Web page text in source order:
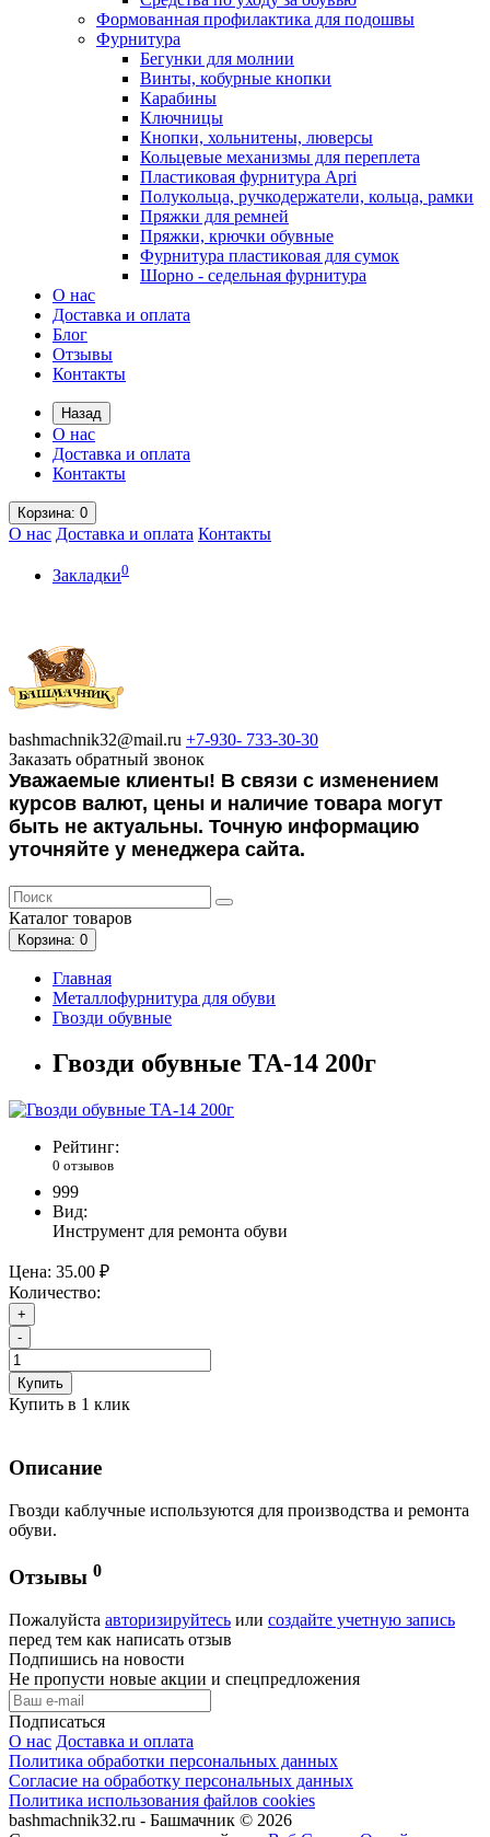
Формованная профилактика для подошвы
Фурнитура
Бегунки для молнии
Винты, кобурные кнопки
Карабины
Ключницы
Кнопки, хольнитены, люверсы
Кольцевые механизмы для переплета
Пластиковая фурнитура Apri
Полукольца, ручкодержатели, кольца, рамки
Пряжки для ремней
Пряжки, крючки обувные
Фурнитура пластиковая для сумок
Шорно - седельная фурнитура
О нас
Доставка и оплата
Блог
Отзывы
Контакты
Назад
О нас
Доставка и оплата
Контакты
Корзина: 0
О нас Доставка и оплата Контакты
Закладки0
bashmachnik32@mail.ru +7-930- 733-30-30
Заказать обратный звонок
Уважаемые клиенты! В связи с изменением
курсов валют, цены и наличие товара могут
быть не актуальны. Точную информацию
уточняйте у менеджера сайта.
Каталог товаров
Корзина: 0
Главная
Металлофурнитура для обуви
Гвозди обувные
Гвозди обувные ТА-14 200г
Рейтинг:
0 отзывов
999
Вид:
Инструмент для ремонта обуви
Цена: 35.00 ₽
Количество:
+
-
Купить
Купить в 1 клик
Описание
Гвозди каблучные используются для производства и ремонта
обуви.
Отзывы 0
Пожалуйста авторизируйтесь или создайте учетную запись
перед тем как написать отзыв
Подпишись на новости
Не пропусти новые акции и спецпредложения
Подписаться
О нас Доставка и оплата
Политика обработки персональных данных
Согласие на обработку персональных данных
Политика использования файлов cookies
bashmachnik32.ru - Башмачник © 2026